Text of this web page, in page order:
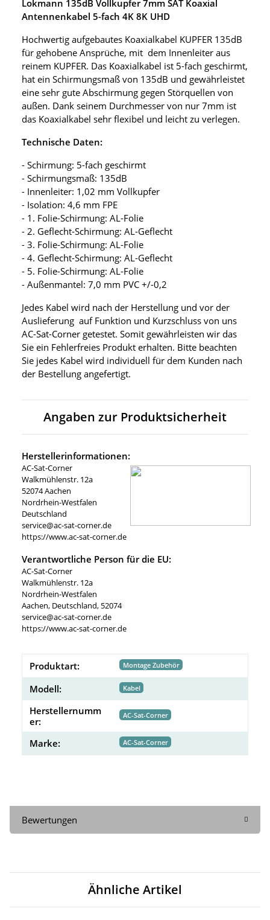
Lokmann 135dB Vollkupfer 7mm SAT Koaxial
Antennenkabel 5-fach 4K 8K UHD
Hochwertig aufgebautes Koaxialkabel KUPFER 135dB
für gehobene Ansprüche, mit dem Innenleiter aus
reinem KUPFER. Das Koaxialkabel ist 5-fach geschirmt,
hat ein Schirmungsmaß von 135dB und gewährleistet
eine sehr gute Abschirmung gegen Störquellen von
außen. Dank seinem Durchmesser von nur 7mm ist
das Koaxialkabel sehr flexibel und leicht zu verlegen.
Technische Daten:
- Schirmung: 5-fach geschirmt
- Schirmungsmaß: 135dB
- Innenleiter: 1,02 mm Vollkupfer
- Isolation: 4,6 mm FPE
- 1. Folie-Schirmung: AL-Folie
- 2. Geflecht-Schirmung: AL-Geflecht
- 3. Folie-Schirmung: AL-Folie
- 4. Geflecht-Schirmung: AL-Geflecht
- 5. Folie-Schirmung: AL-Folie
- Außenmantel: 7,0 mm PVC +/-0,2
Jedes Kabel wird nach der Herstellung und vor der
Auslieferung auf Funktion und Kurzschluss von uns
AC-Sat-Corner getestet. Somit gewährleisten wir das
Sie ein Fehlerfreies Produkt erhalten. Bitte beachten
Sie jedes Kabel wird individuell für dem Kunden nach
der Bestellung angefertigt.
Angaben zur Produktsicherheit
Herstellerinformationen:
AC-Sat-Corner
Walkmühlenstr. 12a
52074 Aachen
Nordrhein-Westfalen
Deutschland
service@ac-sat-corner.de
https://www.ac-sat-corner.de
Verantwortliche Person für die EU:
AC-Sat-Corner
Walkmühlenstr. 12a
Nordrhein-Westfalen
Aachen, Deutschland, 52074
service@ac-sat-corner.de
https://www.ac-sat-corner.de
Produktart: Montage Zubehör
Modell: Kabel
Herstellernumm
er:
AC-Sat-Corner
Marke: AC-Sat-Corner
Bewertungen
Ähnliche Artikel